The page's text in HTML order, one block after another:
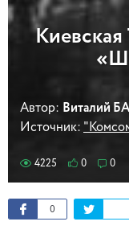
Киевская
Автор: Виталий
Источник:
4225 0 0
0